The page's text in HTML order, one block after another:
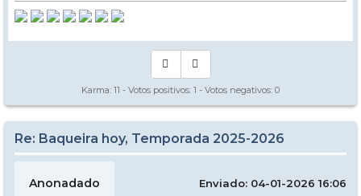
Karma: 11 - Votos positivos: 1 - Votos negativos: 0
Re: Baqueira hoy, Temporada 2025-2026
Anonadado Enviado: 04-01-2026 16:06